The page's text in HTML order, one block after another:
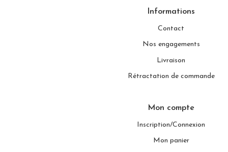
Informations
Contact
Nos engagements
Livraison
Rétractation de commande
Mon compte
Inscription/Connexion
Mon panier